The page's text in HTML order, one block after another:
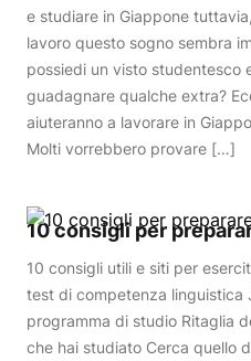
e studiare in Giappone
lavoro questo sogno sembra
possiedi un visto studentesco
guadagnare qualche extra?
aiuteranno a lavorare in
Molti vorrebbero provare […]
10 consigli per
10 consigli utili e siti per
test di competenza linguistica
programma di studio Ritaglia
che hai studiato Cerca quello